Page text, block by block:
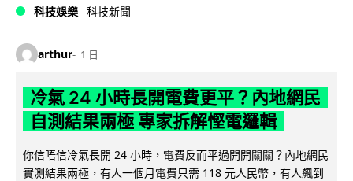
科技娛樂 科技新聞
arthur 1 日
冷氣 24 小時長開電費更平？內地網民
自測結果兩極 專家拆解慳電邏輯
你信唔信冷氣長開 24 小時，電費反而平過開開關關？內地網民
實測結果兩極，有人一個月電費只需 118 元人民幣，有人飆到